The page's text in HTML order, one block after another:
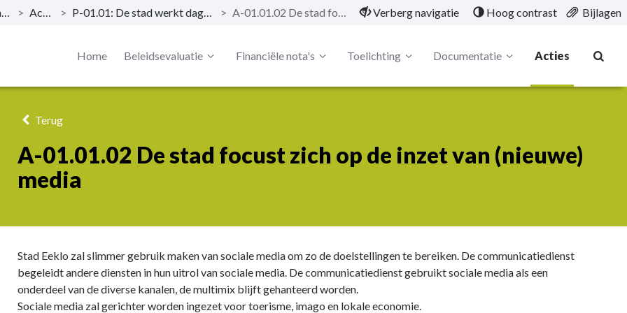
BD-01: We garanderen dienst- en hulpverlening die voldoet aan de verwachtingen van de klant > Actieplannen > P-01.01: De stad werkt dagelijks aan een positief imago via diverse kanalen > A-01.01.02 De stad focust zich op de inzet van (nieuwe) media Verberg navigatie Hoog contrast Bijlagen
Home Beleidsevaluatie Financiële nota's Toelichting Documentatie Acties
Terug
A-01.01.02 De stad focust zich op de inzet van (nieuwe)
media
Stad Eeklo zal slimmer gebruik maken van sociale media om zo de doelstellingen te bereiken. De communicatiedienst
begeleidt andere diensten in hun uitrol van sociale media. De communicatiedienst gebruikt sociale media als een
onderdeel van de diverse kanalen, de multimix blijft gehanteerd worden.
Sociale media zal gerichter worden ingezet voor toerisme, imago en lokale economie.